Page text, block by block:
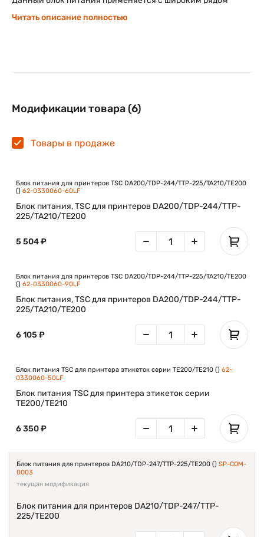
225,TA 210, а также подходит для серии
Читать описание полностью
Модификации товара (6)
Товары в продаже
Блок питания для принтеров TSC DA200/TDP-244/TTP-225/TA210/TE200
() 62-0330060-60LF
Блок питания, TSC для принтеров DA200/TDP-244/TTP-
225/TA210/TE200
5 504 ₽
Блок питания для принтеров TSC DA200/TDP-244/TTP-225/TA210/TE200
() 62-0330060-90LF
Блок питания, TSC для принтеров DA200/TDP-244/TTP-
225/TA210/TE200
6 105 ₽
Блок питания TSC для принтера этикеток серии TE200/TE210 () 62-
0330060-50LF
Блок питания TSC для принтера этикеток серии
TE200/TE210
6 350 ₽
Блок питания для принтеров DA210/TDP-247/TTP-225/TE200 () SP-COM-
0003
текущая модификация
Блок питания для принтеров DA210/TDP-247/TTP-
225/TE200